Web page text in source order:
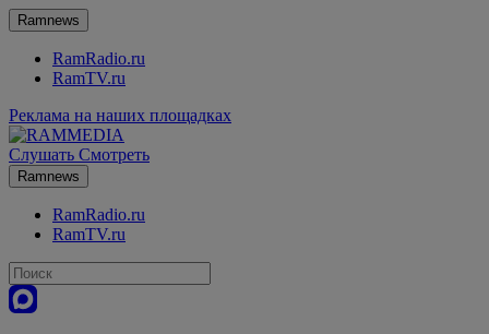
Ramnews
RamRadio.ru
RamTV.ru
Реклама на наших площадках
Слушать Смотреть
Ramnews
RamRadio.ru
RamTV.ru